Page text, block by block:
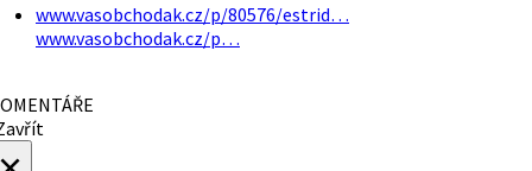
www.vasobchodak.cz/p/80576/estrid…
www.vasobchodak.cz/p…